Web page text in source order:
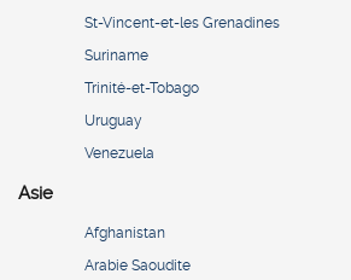
St-Vincent-et-les Grenadines
Suriname
Trinité-et-Tobago
Uruguay
Venezuela
Asie
Afghanistan
Arabie Saoudite